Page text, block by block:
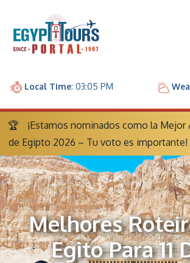
Local Time: 03:05 PM
🏆
¡Estamos nominados como la Mejor
de Egipto 2026 – Tu voto es importante!
Melhores
Egito Para 11